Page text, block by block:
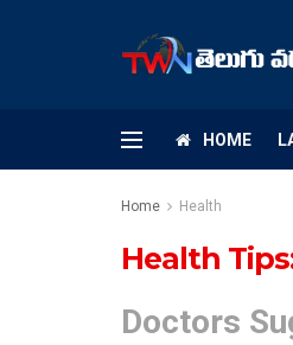
HOME
Home Health
Health
Doctors